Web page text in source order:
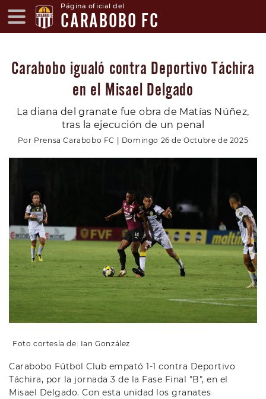
Página oficial del
CARABOBO FC
Carabobo igualó contra Deportivo Táchira
en el Misael Delgado
La diana del granate fue obra de Matías Núñez,
tras la ejecución de un penal
Por Prensa Carabobo FC | Domingo 26 de Octubre de 2025
Foto cortesía de: Ian González
Carabobo Fútbol Club empató 1-1 contra Deportivo
Táchira, por la jornada 3 de la Fase Final "B", en el
Misael Delgado. Con esta unidad los granates